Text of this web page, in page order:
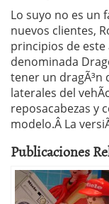
Lo suyo no es un
nuevos clientes,
principios de este
denominada
tener un dragÃ³n
laterales del
reposacabezas y
modelo.Â La
Publicaciones